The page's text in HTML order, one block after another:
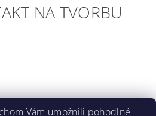
NA TVORBU
Vám umožnili pohodlné